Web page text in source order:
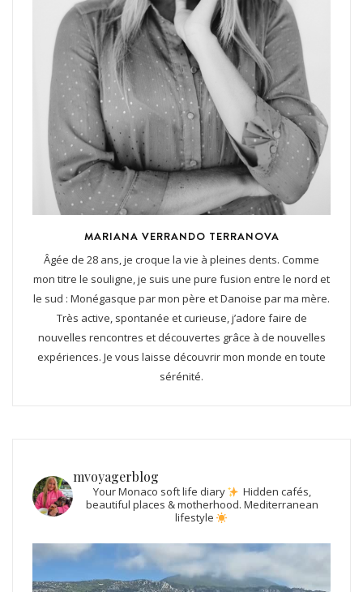
MARIANA VERRANDO TERRANOVA
Âgée de 28 ans, je croque la vie à pleines dents. Comme
mon titre le souligne, je suis une pure fusion entre le nord et
le sud : Monégasque par mon père et Danoise par ma mère.
Très active, spontanée et curieuse, j’adore faire de
nouvelles rencontres et découvertes grâce à de nouvelles
expériences. Je vous laisse découvrir mon monde en toute
sérénité.
mvoyagerblog
Your Monaco soft life diary
Hidden cafés,
beautiful places & motherhood. Mediterranean
lifestyle